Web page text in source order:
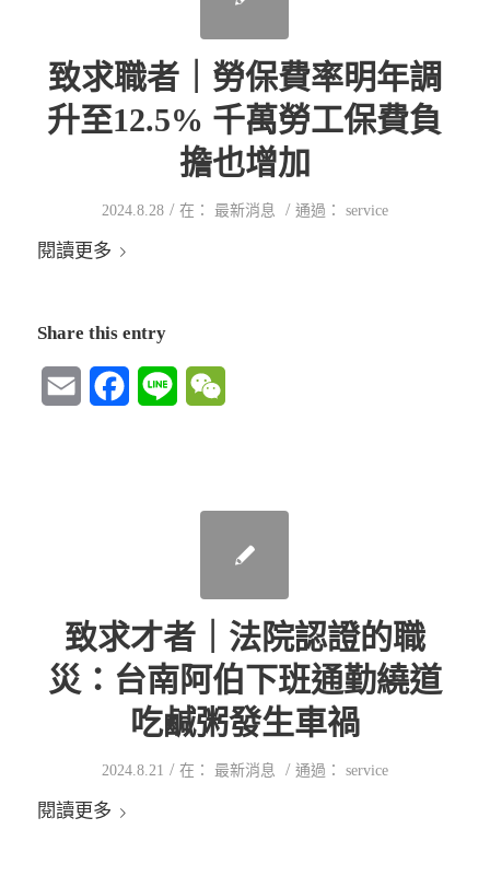
致求職者｜勞保費率明年調
升至12.5% 千萬勞工保費負
擔也增加
2024.8.28 / 在： 最新消息 / 通過： service
閱讀更多
Share this entry
Email FacebookLine
致求才者｜法院認證的職
災：台南阿伯下班通勤繞道
吃鹹粥發生車禍
2024.8.21 / 在： 最新消息 / 通過： service
閱讀更多